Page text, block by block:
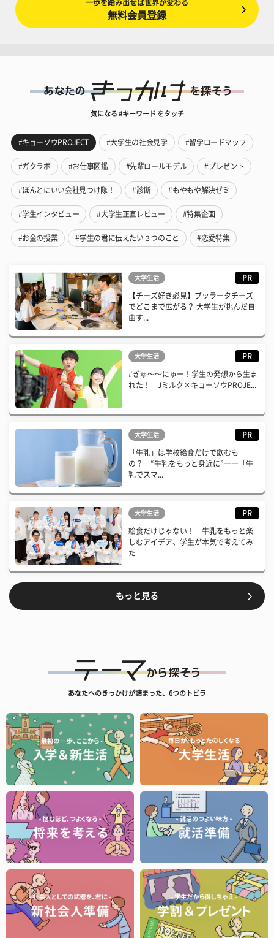
一歩を踏み出せば世界が変わる
無料会員登録
気になる #キーワード をタッチ
#キョーソウPROJECT #大学生の社会見学 #留学ロードマップ
#ガクラボ #お仕事図鑑 #先輩ロールモデル #プレゼント
#ほんとにいい会社見つけ隊！ #診断 #もやもや解決ゼミ
#学生インタビュー #大学生正直レビュー #特集企画
#お金の授業 #学生の君に伝えたい３つのこと #恋愛特集
大学生活 PR
【チーズ好き必見】ブッラータチーズ
でどこまで広がる？ 大学生が挑んだ自
由す...
大学生活 PR
#ぎゅ〜〜にゅー！学生の発想から生ま
れた！ Jミルク×キョーソウPROJE...
大学生活 PR
「牛乳」は学校給食だけで飲むも
の？ “牛乳をもっと身近に”――「牛
乳でスマ...
大学生活 PR
給食だけじゃない！ 牛乳をもっと楽
しむアイデア、学生が本気で考えてみ
た
もっと見る
あなたへのきっかけが詰まった、6つのトビラ